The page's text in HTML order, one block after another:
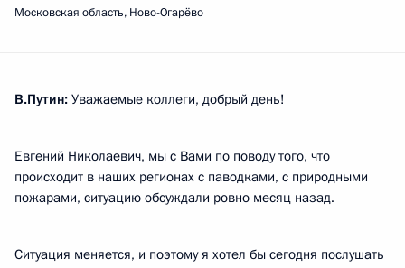
Московская область, Ново-Огарёво
В.Путин: Уважаемые коллеги, добрый день!
Евгений Николаевич, мы с Вами по поводу того, что
происходит в наших регионах с паводками, с природными
пожарами, ситуацию обсуждали ровно месяц назад.
Ситуация меняется, и поэтому я хотел бы сегодня послушать